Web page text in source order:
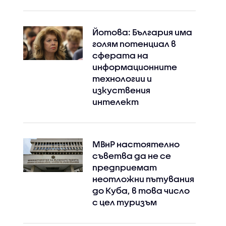
Йотова: България има
голям потенциал в
сферата на
информационните
технологии и
изкуствения
интелект
МВнР настоятелно
съветва да не се
предприемат
неотложни пътувания
до Куба, в това число
с цел туризъм